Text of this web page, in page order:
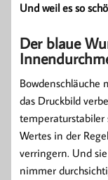
Und weil es so
Der blaue
Bowdenschläuche
das Druckbild
temperaturstabiler
Wertes in der
verringern. Und
nimmer